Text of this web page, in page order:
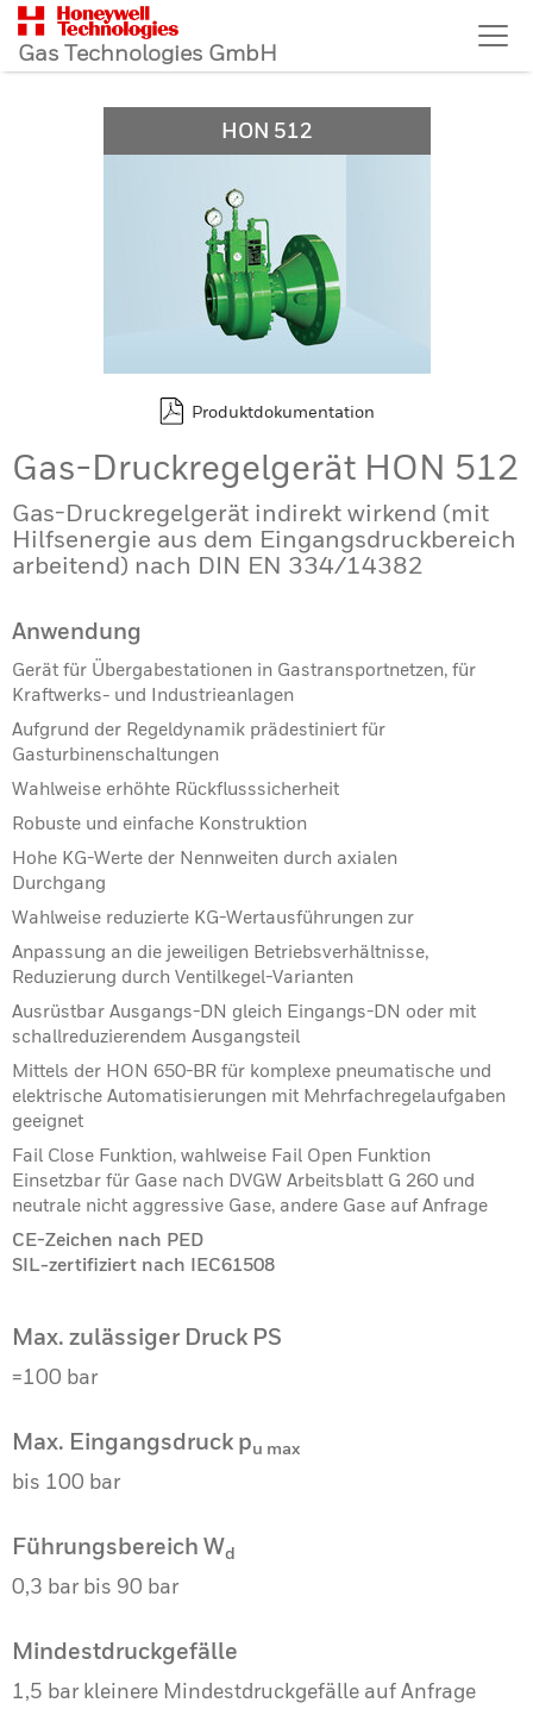
Gas-Druckregelgerät HON 512
Gas-Druckregelgerät indirekt wirkend (mit
Hilfsenergie aus dem Eingangs­druckbereich
arbeitend) nach DIN EN 334/14382
Anwendung
Gerät für Übergabestationen in Gastransportnetzen, für
Kraftwerks- und Industrieanlagen
Aufgrund der Regeldynamik prädestiniert für
Gasturbinenschaltungen
Wahlweise erhöhte Rückflusssicherheit
Robuste und einfache Konstruktion
Hohe KG-Werte der Nennweiten durch axialen
Durchgang
Wahlweise reduzierte KG-Wertausführungen zur
Anpassung an die jeweiligen Betriebsverhältnisse,
Reduzierung durch Ventilkegel-Varianten
Ausrüstbar Ausgangs-DN gleich Eingangs-DN oder mit
schallreduzierendem Ausgangsteil
Mittels der HON 650-BR für komplexe pneumatische und
elektrische Automatisierungen mit Mehrfachregelaufgaben
geeignet
Fail Close Funktion, wahlweise Fail Open Funktion
Einsetzbar für Gase nach DVGW Arbeitsblatt G 260 und
neutrale nicht aggressive Gase, andere Gase auf Anfrage
CE-Zeichen nach PED
SIL-zertifiziert nach IEC61508
Max. zulässiger Druck PS
=100 bar
Max. Eingangsdruck pu max
bis 100 bar
Führungsbereich Wd
0,3 bar bis 90 bar
Mindestdruckgefälle
1,5 bar kleinere Mindestdruckgefälle auf Anfrage
HON 512
Produktdokumentation
Gas Technologies GmbH